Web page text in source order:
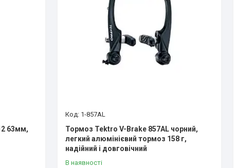
63мм,
1-857AL
Тормоз Tektro V-Brake 857AL чорний,
легкий алюмінієвий тормоз 158 г,
надійний і довговічний
В наявності